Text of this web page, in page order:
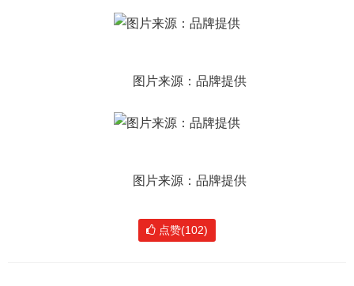
图片来源：品牌提供
图片来源：品牌提供
点赞(102)